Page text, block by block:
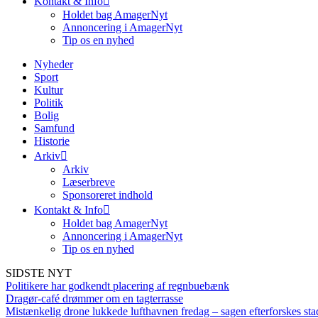
Holdet bag AmagerNyt
Annoncering i AmagerNyt
Tip os en nyhed
Nyheder
Sport
Kultur
Politik
Bolig
Samfund
Historie
Arkiv
Arkiv
Læserbreve
Sponsoreret indhold
Kontakt & Info
Holdet bag AmagerNyt
Annoncering i AmagerNyt
Tip os en nyhed
SIDSTE NYT
Politikere har godkendt placering af regnbuebænk
Dragør-café drømmer om en tagterrasse
Mistænkelig drone lukkede lufthavnen fredag – sagen efterforskes